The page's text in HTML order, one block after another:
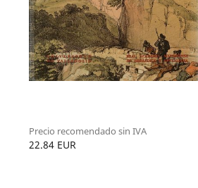
Precio recomendado sin IVA
22.84 EUR